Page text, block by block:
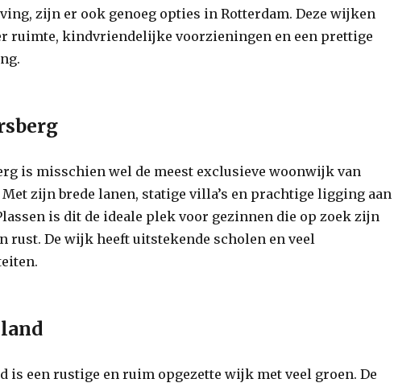
zijn er ook genoeg opties in Rotterdam. Deze wijken
ruimte, kindvriendelijke voorzieningen en een prettige
is misschien wel de meest exclusieve woonwijk van
zijn brede lanen, statige villa’s en prachtige ligging aan
is dit de ideale plek voor gezinnen die op zoek zijn
rust. De wijk heeft uitstekende scholen en veel
is een rustige en ruim opgezette wijk met veel groen. De